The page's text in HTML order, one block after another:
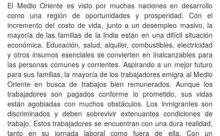
El Medio Oriente es visto por muchas naciones en desarrollo
como una región de oportunidades y prosperidad. Con el
incremento del costo de vida, junto a un desempleo masivo, la
mayoría de las familias de la India están en una difícil situación
económica. Educación, salud, alquiler, combustibles, electricidad
y otros insumos esenciales se convierten en inalcanzables para
las personas comunes y corrientes. Aspirando a un mejor futuro
para sus familias, la mayoría de los trabajadores emigra al Medio
Oriente en busca de trabajos bien remunerados. Aunque los
trabajadores son pagados conforme lo prometido, sus vidas
están agobiadas con muchos obstáculos. Los inmigrantes son
discriminados y deben sobrevivir extenuantes condiciones de
trabajo. Estos trabajadores se encuentran con una dura realidad,
tanto en su jornada laboral como fuera de ella. Con un